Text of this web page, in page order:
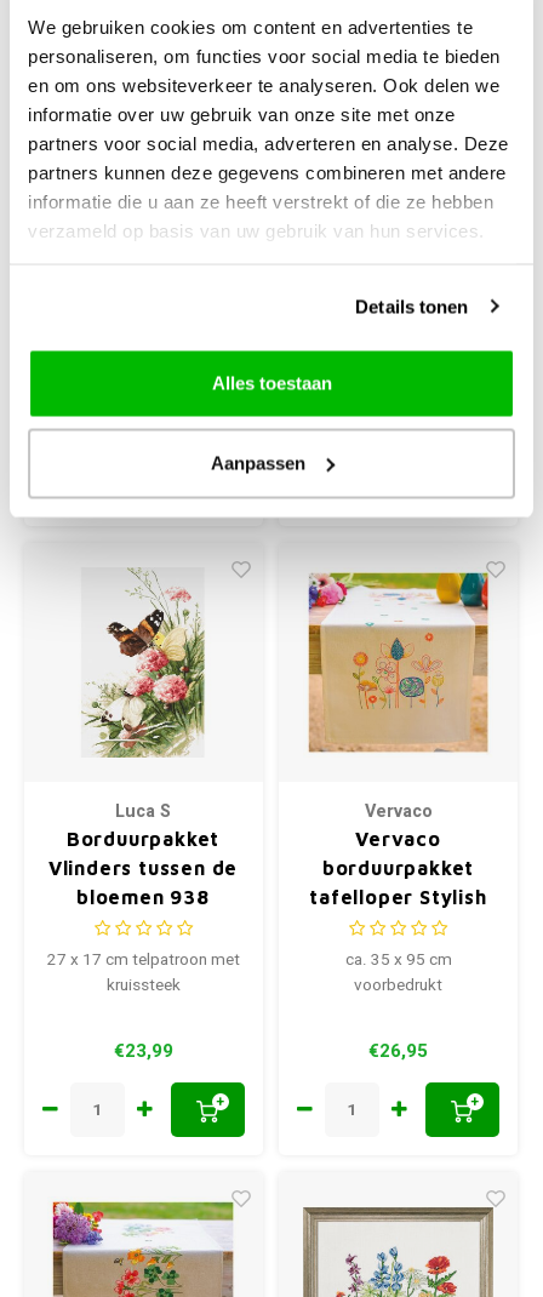
We gebruiken cookies om content en advertenties te
personaliseren, om functies voor social media te bieden
en om ons websiteverkeer te analyseren. Ook delen we
informatie over uw gebruik van onze site met onze
partners voor social media, adverteren en analyse. Deze
partners kunnen deze gegevens combineren met andere
informatie die u aan ze heeft verstrekt of die ze hebben
verzameld op basis van uw gebruik van hun services.
Details tonen
Alles toestaan
Aanpassen
Permin
Permin
borduurpakket 8
Aida
€82,85
+
Vervaco
Borduurpakketten
De 4 seizoenen
€26,50
Luca S
Borduurpakket
Vlinders tussen de
bloemen 938
27 x 17 cm telpatroon met
kruissteek
€23,99
+
Vervaco
Vervaco
borduurpakket
tafelloper Stylish
Florals
ca. 35 x 95 cm
voorbedrukt
€26,95
+